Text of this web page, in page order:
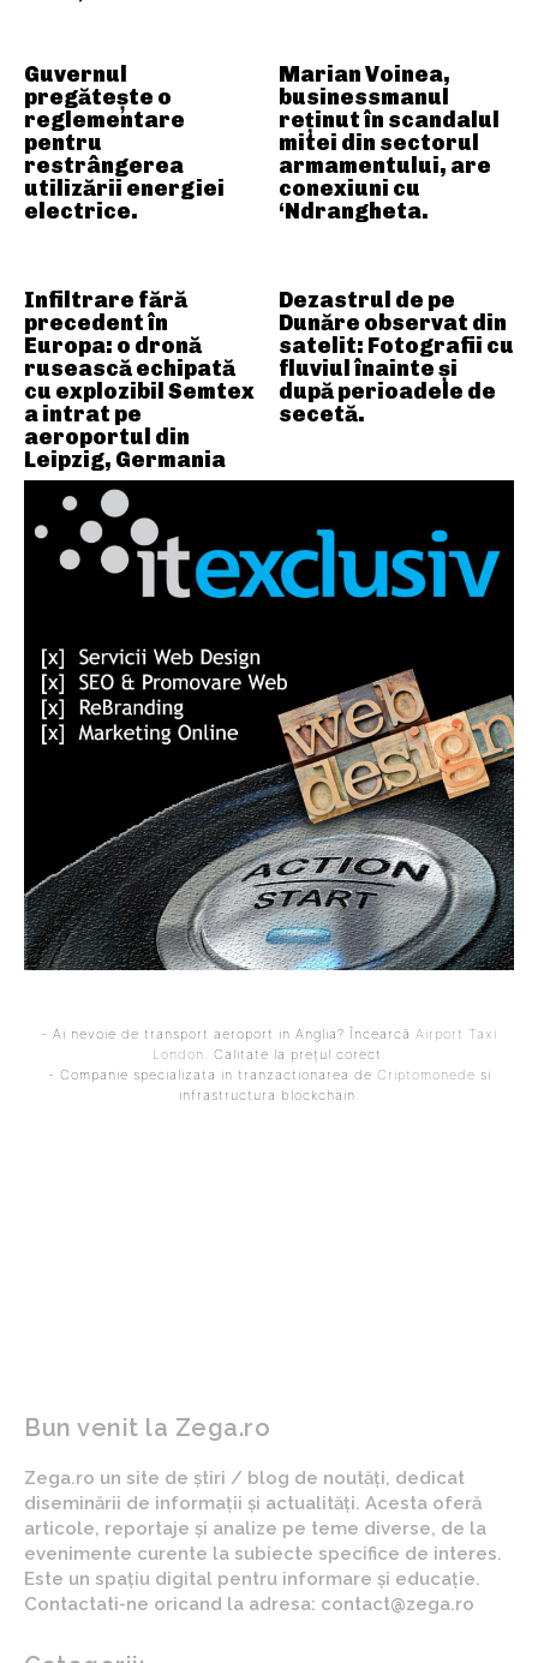
Guvernul
pregătește o
reglementare
pentru
restrângerea
utilizării energiei
electrice.
Marian Voinea,
businessmanul
reținut în scandalul
mitei din sectorul
armamentului, are
conexiuni cu
‘Ndrangheta.
Infiltrare fără
precedent în
Europa: o dronă
rusească echipată
cu explozibil Semtex
a intrat pe
aeroportul din
Leipzig, Germania
Dezastrul de pe
Dunăre observat din
satelit: Fotografii cu
fluviul înainte și
după perioadele de
secetă.
- Ai nevoie de transport aeroport in Anglia? Încearcă Airport Taxi
London . Calitate la prețul corect.
- Companie specializata in tranzactionarea de Criptomonede si
infrastructura blockchain.
Bun venit la Zega.ro
Zega.ro un site de știri / blog de noutăți, dedicat
diseminării de informații și actualități. Acesta oferă
articole, reportaje și analize pe teme diverse, de la
evenimente curente la subiecte specifice de interes.
Este un spațiu digital pentru informare și educație.
Contactati-ne oricand la adresa: contact@zega.ro